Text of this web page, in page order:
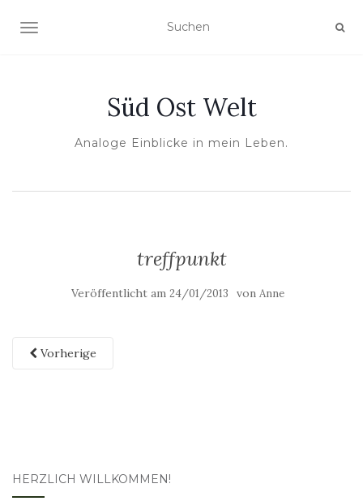
NAVIGATION UMSCHALTEN
Süd Ost Welt
Analoge Einblicke in mein Leben.
treffpunkt
Veröffentlicht am 24/01/2013 von Anne
Vorherige
HERZLICH WILLKOMMEN!